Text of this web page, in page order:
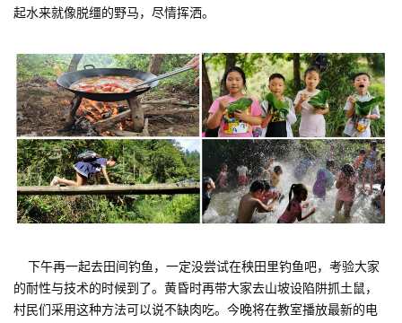
起水来就像脱缰的野马，尽情挥洒。
下午再一起去田间钓鱼，一定没尝试在秧田里钓鱼吧，考验大家
的耐性与技术的时候到了。黄昏时再带大家去山坡设陷阱抓土鼠，
村民们采用这种方法可以说不缺肉吃。今晚将在教室播放最新的电